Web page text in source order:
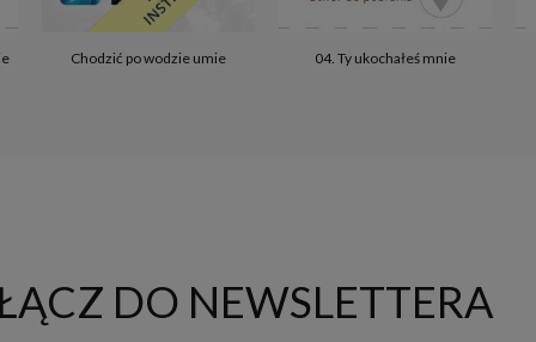
Chodzić po wodzie umie 04. Ty ukochałeś mnie
DO NEWSLETTERA